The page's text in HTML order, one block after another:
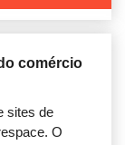
comércio
sites de
O